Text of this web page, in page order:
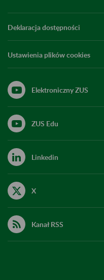
Deklaracja dostępności
Ustawienia plików cookies
Elektroniczny ZUS
ZUS Edu
Linkedin
X
Kanał RSS